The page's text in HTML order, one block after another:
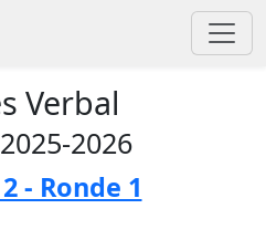
Verbal
2026
- Ronde 1